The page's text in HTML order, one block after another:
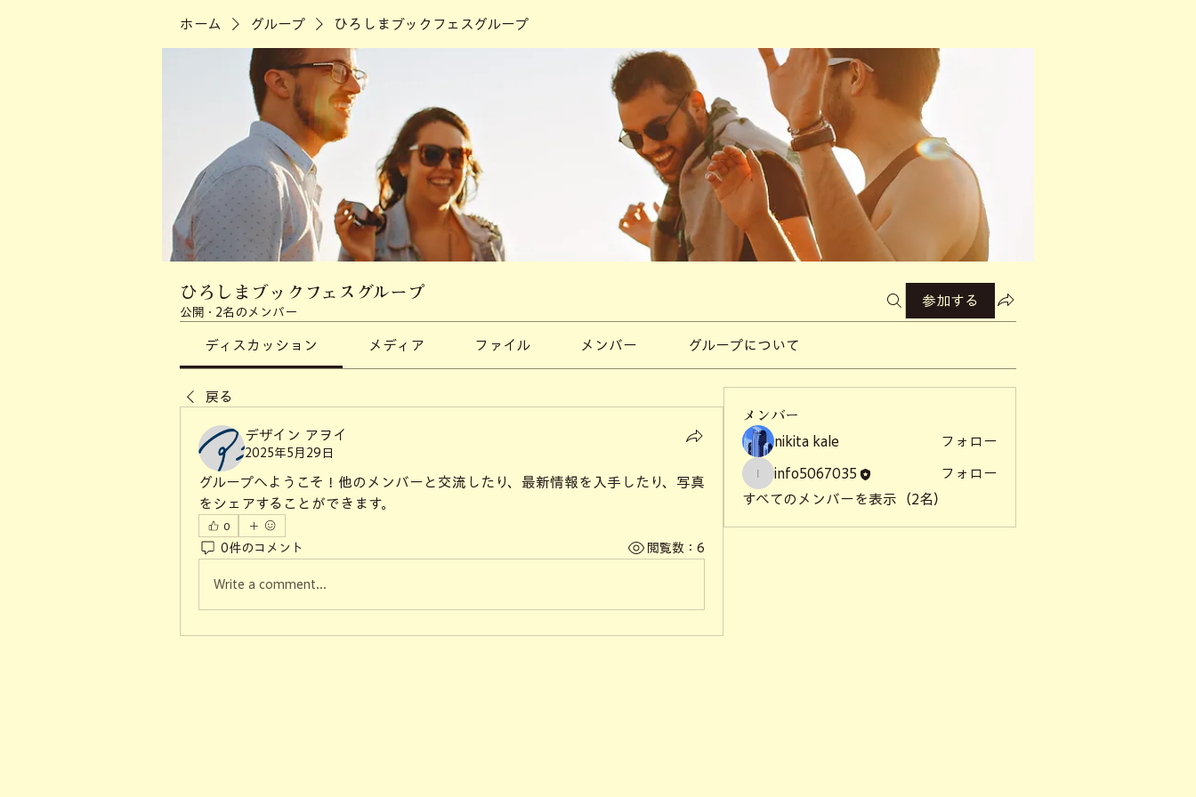
ホーム グループ ひろしまブックフェスグループ
ひろしまブックフェスグループ
公開 · 2名のメンバー
参加する
ディスカッション メディア ファイル メンバー グループについて
戻る
デザイン アヲイ
2025年5月29日
グループへようこそ！他のメンバーと交流したり、最新情報を入手したり、写真
をシェアすることができます。
0
0件のコメント 閲覧数：6
Write a comment...
メンバー
nikita kale
フォロー
info5067035
info5067035
フォロー
すべてのメンバーを表示（2名）